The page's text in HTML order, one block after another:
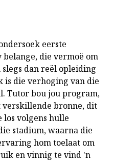
eerste
belange, die vermoë om
dan reël opleiding
is die verhoging van die
Tutor bou jou program,
verskillende bronne, dit
volgens hulle
stadium, waarna die
hom toelaat om
en vinnig te vind 'n